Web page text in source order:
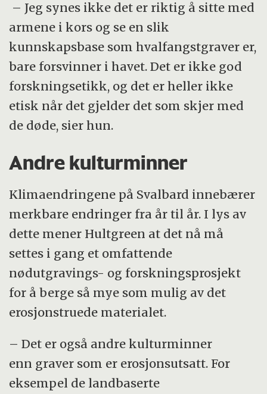
– Jeg synes ikke det er riktig å sitte med
armene i kors og se en slik
kunnskapsbase som hvalfangstgraver er,
bare forsvinner i havet. Det er ikke god
forskningsetikk, og det er heller ikke
etisk når det gjelder det som skjer med
de døde, sier hun.
Andre kulturminner
Klimaendringene på Svalbard innebærer
merkbare endringer fra år til år. I lys av
dette mener Hultgreen at det nå må
settes i gang et omfattende
nødutgravings- og forskningsprosjekt
for å berge så mye som mulig av det
erosjonstruede materialet.
– Det er også andre kulturminner
enn graver som er erosjonsutsatt. For
eksempel de landbaserte